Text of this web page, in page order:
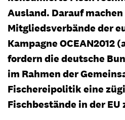
Ausland. Darauf
Mitgliedsverbände der
Kampagne OCEAN2012
fordern die deutsche
im Rahmen der
Fischereipolitik eine
Fischbestände in der